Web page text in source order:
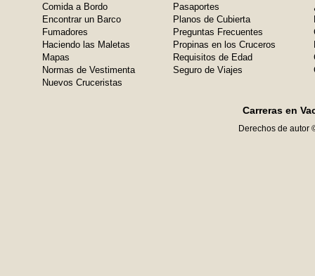
Comida a Bordo
Encontrar un Barco
Fumadores
Haciendo las Maletas
Mapas
Normas de Vestimenta
Nuevos Cruceristas
Pasaportes
Planos de Cubierta
Preguntas Frecuentes
Propinas en los Cruceros
Requisitos de Edad
Seguro de Viajes
Carreras en
Derechos de autor